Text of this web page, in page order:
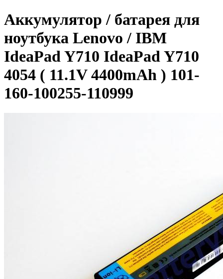
Аккумулятор / батарея для
ноутбука Lenovo / IBM
IdeaPad Y710 IdeaPad Y710
4054 ( 11.1V 4400mAh ) 101-
160-100255-110999